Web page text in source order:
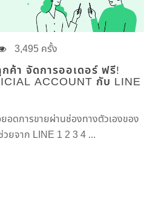
3,495 ครั้ง
ค้า จัดการออเดอร์ ฟรี!
ACCOUNT กับ LINE
อดการขายผ่านช่องทางตัวเองของ
ยจาก LINE 1 2 3 4 ...